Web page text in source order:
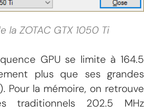
la ZOTAC GTX 1050 Ti
GPU se limite à 164.5
plus que ses grandes
Pour la mémoire, on retrouve
traditionnels 202.5 MHz